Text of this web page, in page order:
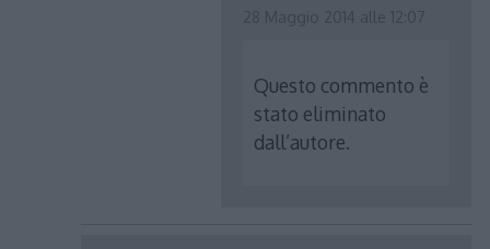
Questo commento è
stato eliminato
dall’autore.